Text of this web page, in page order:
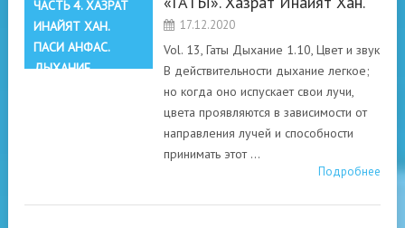
ЧАСТЬ 4. ХАЗРАТ
ИНАЙЯТ ХАН.
ПАСИ АНФАС.
ДЫХАНИЕ
17.12.2020
Vol. 13, Гаты Дыхание 1.10, Цвет и звук
В действительности дыхание легкое;
но когда оно испускает свои лучи,
цвета проявляются в зависимости от
направления лучей и способности
принимать этот …
Подробнее